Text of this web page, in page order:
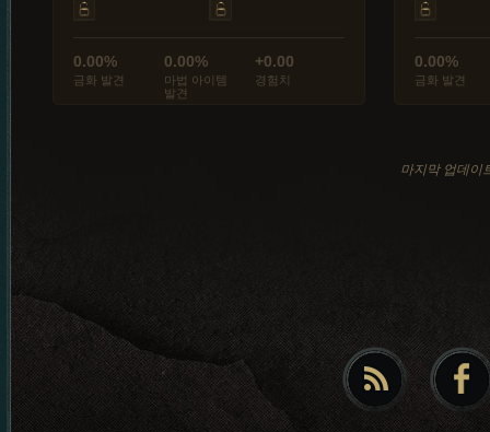
0.00%
금화 발견
0.00%
마법 아이템
발견
+0.00
경험치
0.00%
금화 발견
마지막 업데이